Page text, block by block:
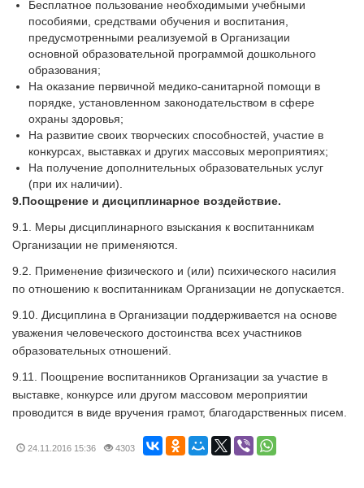
Бесплатное пользование необходимыми учебными
пособиями, средствами обучения и воспитания,
предусмотренными реализуемой в Организации
основной образовательной программой дошкольного
образования;
На оказание первичной медико-санитарной помощи в
порядке, установленном законодательством в сфере
охраны здоровья;
На развитие своих творческих способностей, участие в
конкурсах, выставках и других массовых мероприятиях;
На получение дополнительных образовательных услуг
(при их наличии).
9.Поощрение и дисциплинарное воздействие.
9.1. Меры дисциплинарного взыскания к воспитанникам
Организации не применяются.
9.2. Применение физического и (или) психического насилия
по отношению к воспитанникам Организации не допускается.
9.10. Дисциплина в Организации поддерживается на основе
уважения человеческого достоинства всех участников
образовательных отношений.
9.11. Поощрение воспитанников Организации за участие в
выставке, конкурсе или другом массовом мероприятии
проводится в виде вручения грамот, благодарственных писем.
24.11.2016 15:36 4303